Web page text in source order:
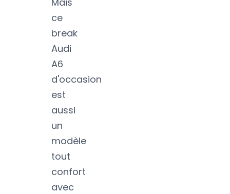
ce
break
Audi
A6
d'occasion
est
aussi
un
modèle
tout
confort
avec